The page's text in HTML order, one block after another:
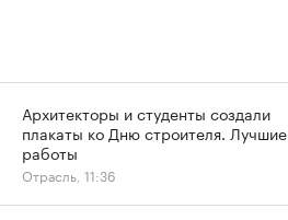
Архитекторы и студенты создали
плакаты ко Дню строителя. Лучшие
работы
Отрасль, 11:36